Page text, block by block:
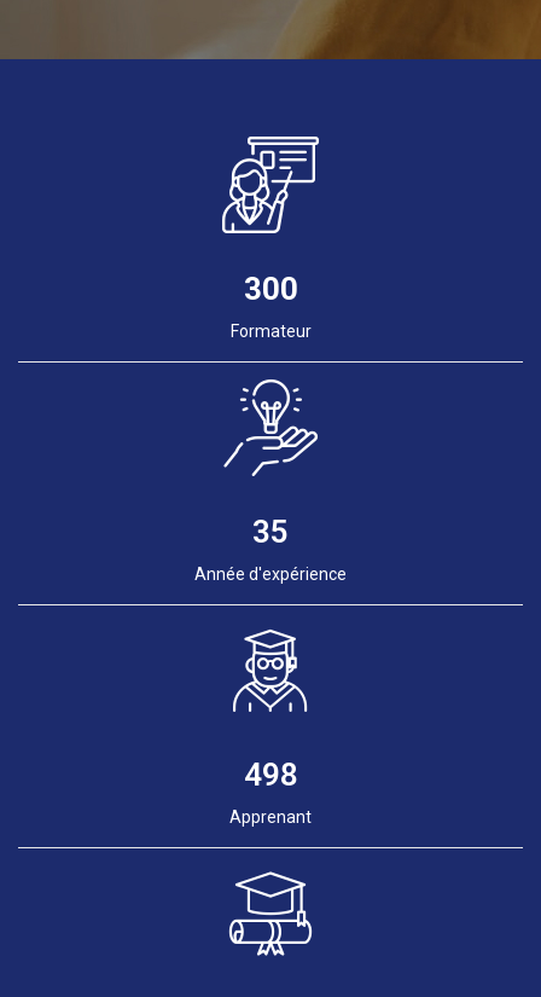
300
Formateur
35
Année d'expérience
498
Apprenant